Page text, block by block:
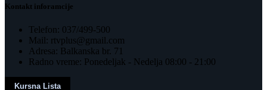
Kontakt inforamcije
Telefon: 037/499-500
Mail: rtvplus@gmail.com
Adresa: Balkanska br. 71
Radno vreme: Ponedeljak - Nedelja 08:00 - 21:00